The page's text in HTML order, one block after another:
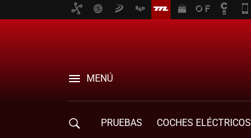
MENÚ
PRUEBAS COCHES ELÉCTRICOS